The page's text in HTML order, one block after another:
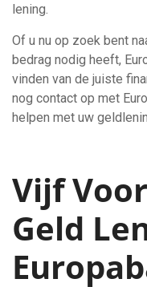
lening.
Of u nu op zoek bent
bedrag nodig heeft,
vinden van de juiste
nog contact op met
helpen met uw
Vijf
Geld